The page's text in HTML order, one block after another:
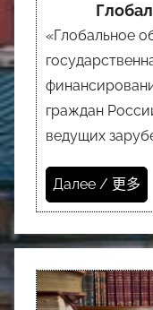
«Глобальное
граждан
ведущих
Далее / 更多